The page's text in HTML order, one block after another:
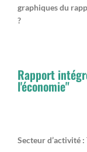
graphiques du
?
Rapport
l'économie"
Secteur d’activité :